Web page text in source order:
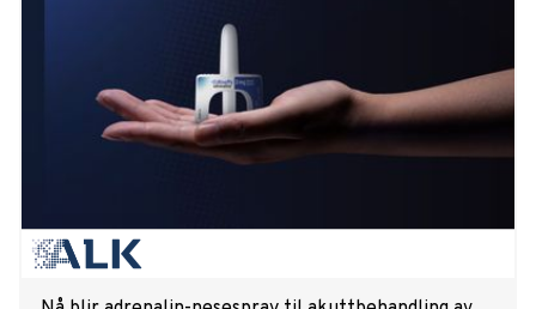
leve på. Gjennom tre dager skal de dele erfaringer, styrke og
håp med hverandre – og vise at det er mulig å komme seg
ut av rusavhengighet og skape en ny og bedre framtid.